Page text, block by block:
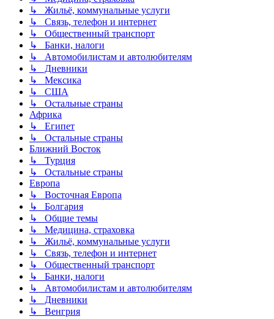
↳ Жильё, коммунальные услуги
↳ Связь, телефон и интернет
↳ Общественный транспорт
↳ Банки, налоги
↳ Автомобилистам и автолюбителям
↳ Дневники
↳ Мексика
↳ США
↳ Остальные страны
Африка
↳ Египет
↳ Остальные страны
Ближний Восток
↳ Турция
↳ Остальные страны
Европа
↳ Восточная Европа
↳ Болгария
↳ Общие темы
↳ Медицина, страховка
↳ Жильё, коммунальные услуги
↳ Связь, телефон и интернет
↳ Общественный транспорт
↳ Банки, налоги
↳ Автомобилистам и автолюбителям
↳ Дневники
↳ Венгрия